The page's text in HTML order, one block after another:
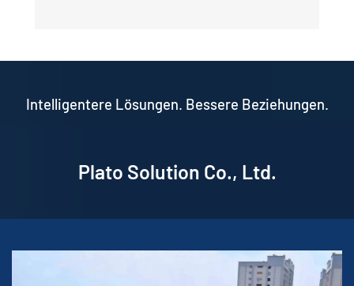
Intelligentere Lösungen. Bessere Beziehungen.
Plato Solution Co., Ltd.